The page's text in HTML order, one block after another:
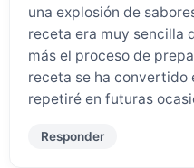
una explosión de
receta era muy sencilla
más el proceso de
receta se ha convertido
repetiré en futuras
Responder